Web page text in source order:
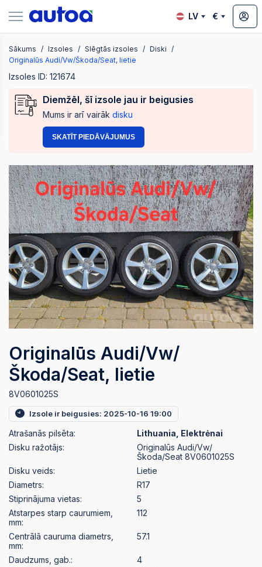
LV €
Sākums Izsoles Slēgtās izsoles
Diski
Originalūs Audi/Vw/Škoda/Seat, lietie
Izsoles ID: 121674
Diemžēl, šī izsole jau ir beigusies
Mums ir arī vairāk disku
SKATĪT PIEDĀVĀJUMUS
Originalūs Audi/Vw/
Škoda/Seat, lietie
8V0601025S
Izsole ir beigusies: 2025-10-16 19:00
Atrašanās pilsēta:
Lithuania, Elektrėnai
Disku ražotājs:
Originalūs Audi/Vw/
Škoda/Seat 8V0601025S
Disku veids:
Lietie
Diametrs:
R17
Stiprinājuma vietas:
5
Atstarpes starp caurumiem,
mm:
112
Centrālā cauruma diametrs,
mm:
57.1
Daudzums, gab.:
4